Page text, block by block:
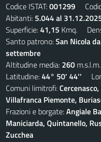
Codice ISTAT:001299
Abitanti: 5.044 al
Superficie:41,15 Kmq.
Santo patrono:San Nicola
settembre
Altitudine media: 260 m.s.l.m.
Latitudine:44° 50' 44''
Comuni limitrofi:
Villafranca Piemonte,
Frazioni e borgate:Angiale
Maniciarda, Quintanello,
Zucchea